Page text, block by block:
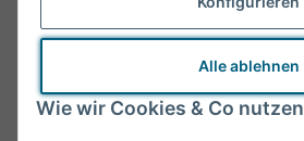
Alle ablehnen
Wie wir Cookies & Co nutzen